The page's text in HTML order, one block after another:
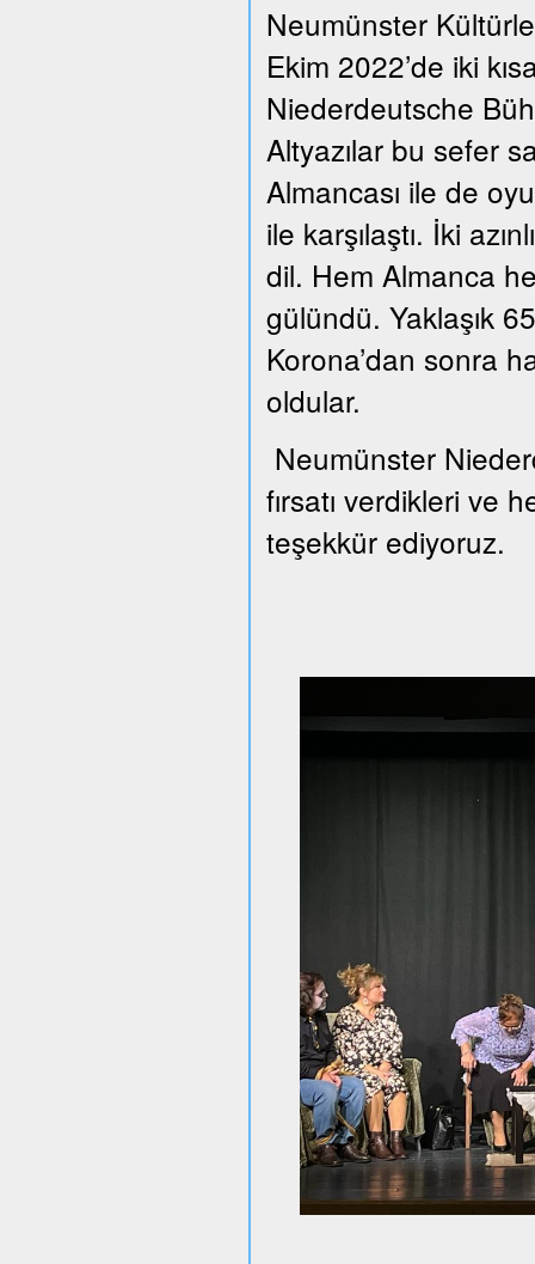
Neumünster
Ekim 2022’de iki
Niederdeutsche
Altyazılar bu sefer
Almancası ile de
ile karşılaştı. İki
dil. Hem Almanca
gülündü. Yaklaşık
Korona’dan sonra
oldular.
Neumünster
fırsatı verdikleri ve
teşekkür ediyoruz.